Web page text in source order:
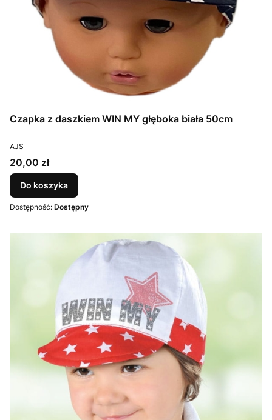
Czapka z daszkiem WIN MY głęboka biała 50cm
PRODUCENT
AJS
Cena
20,00 zł
Do koszyka
Dostępność: Dostępny